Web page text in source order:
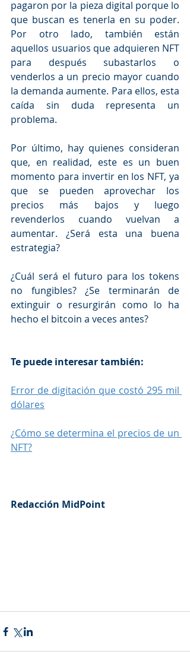
pagaron por la pieza digital porque lo
que buscan es tenerla en su poder.
Por otro lado, también están
aquellos usuarios que adquieren NFT
para después subastarlos o
venderlos a un precio mayor cuando
la demanda aumente. Para ellos, esta
caída sin duda representa un
problema.
Por último, hay quienes consideran
que, en realidad, este es un buen
momento para invertir en los NFT, ya
que se pueden aprovechar los
precios más bajos y luego
revenderlos cuando vuelvan a
aumentar. ¿Será esta una buena
estrategia?
¿Cuál será el futuro para los tokens
no fungibles? ¿Se terminarán de
extinguir o resurgirán como lo ha
hecho el bitcoin a veces antes?
Te puede interesar también:
Error de digitación que costó 295 mil
dólares
¿Cómo se determina el precios de un
NFT?
Redacción MidPoint